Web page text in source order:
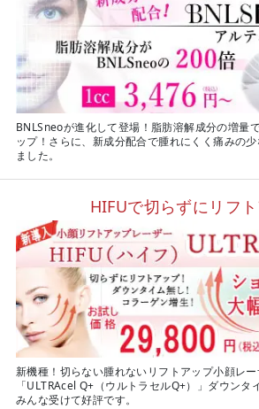
BNLSneoが進化して登場！脂肪溶解成分の増量
ップ！さらに、新成分配合で腫れにくく痛みの
ました。
HIFUで切らずにリフ
新機種！切らない腫れないリフトアップ小顔レー
「ULTRAcel Q+（ウルトラセルQ+）」ダウンタ
みんな受けて好評です。